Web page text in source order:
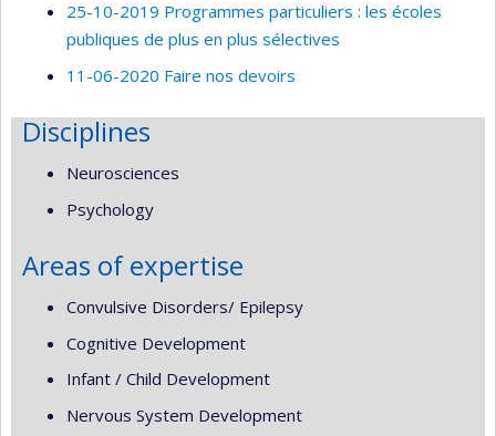
25-10-2019 Programmes particuliers : les écoles
publiques de plus en plus sélectives
11-06-2020 Faire nos devoirs
Disciplines
Neurosciences
Psychology
Areas of expertise
Convulsive Disorders/ Epilepsy
Cognitive Development
Infant / Child Development
Nervous System Development